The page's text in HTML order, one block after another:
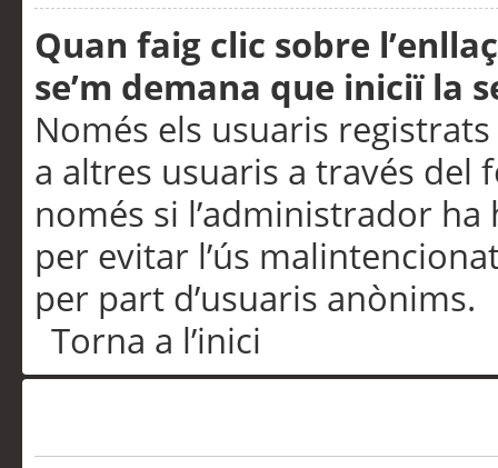
Quan faig clic sobre
se’m demana que iniciï la
Només els usuaris
a altres usuaris a través
només si l’administrador
per evitar l’ús
per part d’usuaris anònims.
Torna a l’inici